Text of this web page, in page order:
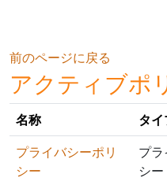
前のページに戻る
アクティブポ
名称 タ
プライバシーポリ
シー
プラ
シー